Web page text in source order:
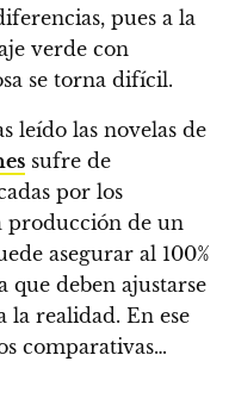
pues a la
verde con
se torna difícil.
leído las novelas de
sufre de
por los
producción de un
asegurar al 100%
que deben ajustarse
la realidad. En ese
comparativas…